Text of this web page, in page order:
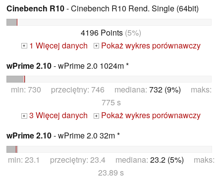
Cinebench R10- Cinebench R10 Rend. Single (64bit)
4196 Points (5%)
+ 1 Więcej danych +
Pokaż wykres porównawczy
wPrime 2.10- wPrime 2.0 1024m *
min: 730 przeciętny: 746 mediana: 732 (9%) maks:
775 s
+ 3 Więcej danych +
Pokaż wykres porównawczy
wPrime 2.10- wPrime 2.0 32m *
min: 23.1 przeciętny: 23.4 mediana: 23.2 (5%) maks:
23.89 s